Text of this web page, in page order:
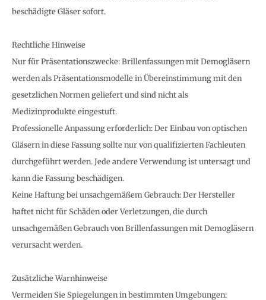
beschädigte Gläser sofort.
Rechtliche Hinweise
Nur für Präsentationszwecke: Brillenfassungen mit Demogläsern
werden als Präsentationsmodelle in Übereinstimmung mit den
gesetzlichen Normen geliefert und sind nicht als
Medizinprodukte eingestuft.
Professionelle Anpassung erforderlich: Der Einbau von optischen
Gläsern in diese Fassung sollte nur von qualifizierten Fachleuten
durchgeführt werden. Jede andere Verwendung ist untersagt und
kann die Fassung beschädigen.
Keine Haftung bei unsachgemäßem Gebrauch: Der Hersteller
haftet nicht für Schäden oder Verletzungen, die durch
unsachgemäßen Gebrauch von Brillenfassungen mit Demogläsern
verursacht werden.
Zusätzliche Warnhinweise
Vermeiden Sie Spiegelungen in bestimmten Umgebungen: